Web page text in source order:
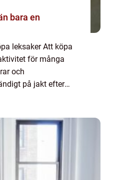
leksaker Att köpa
för många
och
på jakt efter